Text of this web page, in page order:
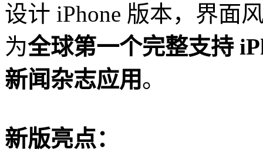
设计 iPhone 版本，界面
为全球第一个完整支持
新闻杂志应用。
新版亮点：